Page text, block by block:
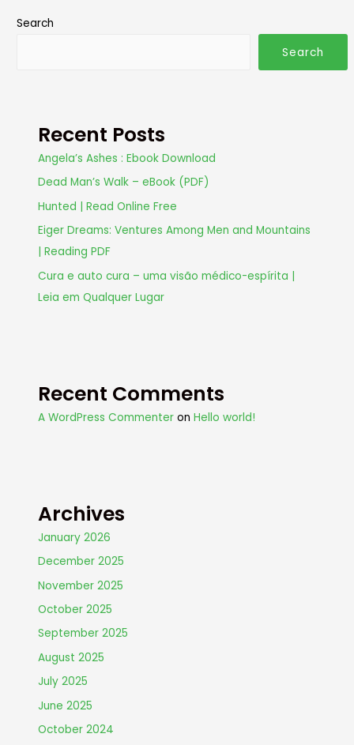
Search
Search
Recent Posts
Angela’s Ashes : Ebook Download
Dead Man’s Walk – eBook (PDF)
Hunted | Read Online Free
Eiger Dreams: Ventures Among Men and Mountains
| Reading PDF
Cura e auto cura – uma visão médico-espírita |
Leia em Qualquer Lugar
Recent Comments
A WordPress Commenter onHello world!
Archives
January 2026
December 2025
November 2025
October 2025
September 2025
August 2025
July 2025
June 2025
October 2024